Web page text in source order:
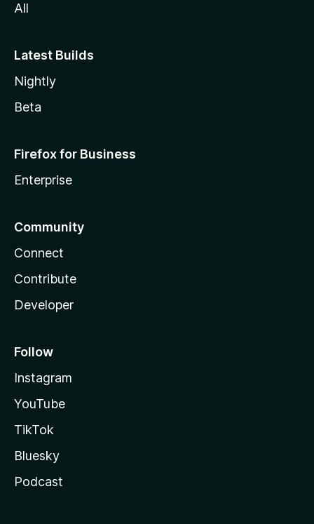
All
Latest Builds
Nightly
Beta
Firefox for Business
Enterprise
Community
Connect
Contribute
Developer
Follow
Instagram
YouTube
TikTok
Bluesky
Podcast